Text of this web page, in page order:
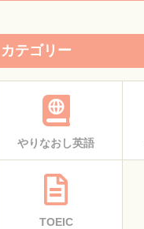
カテゴリー
やりなおし英語
TOEIC